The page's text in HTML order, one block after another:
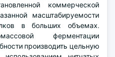
коммерческой
масштабируемости
в больших объемах.
ферментации
производить цельную